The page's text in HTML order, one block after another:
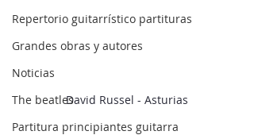
Repertorio guitarrístico partituras
Grandes obras y autores
Noticias
The beatles
Partitura principiantes guitarra
David Russel - Asturias